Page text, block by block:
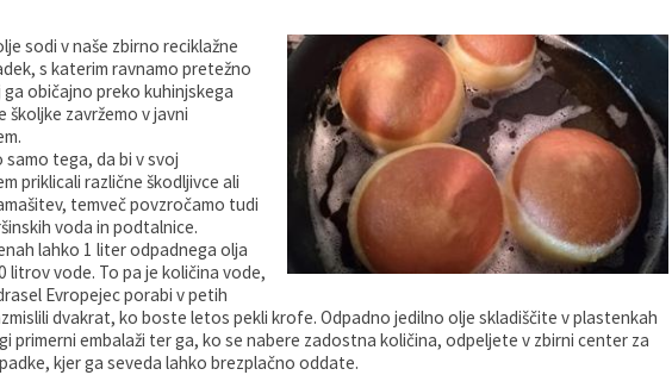
sodi v naše zbirno reciklažne
s katerim ravnamo pretežno
običajno preko kuhinjskega
školjke zavržemo v javni
tega, da bi v svoj
priklicali različne škodljivce ali
temveč povzročamo tudi
voda in podtalnice.
lahko 1 liter odpadnega olja
litrov vode. To pa je količina vode,
Evropejec porabi v petih
dvakrat, ko boste letos pekli krofe. Odpadno jedilno olje skladiščite v plastenkah
primerni embalaži ter ga, ko se nabere zadostna količina, odpeljete v zbirni center za
kjer ga seveda lahko brezplačno oddate.